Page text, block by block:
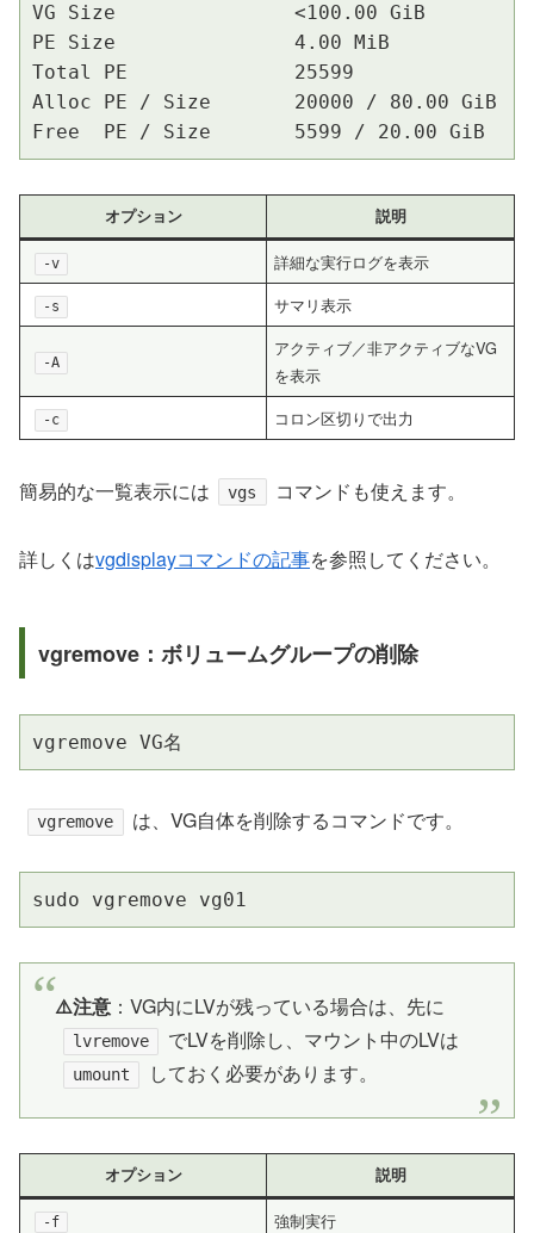
VG Size               <100.00 GiB
PE Size               4.00 MiB
Total PE              25599
Alloc PE / Size       20000 / 80.00 GiB
Free  PE / Size       5599 / 20.00 GiB
オプション 説明
-v 詳細な実行ログを表示
-s サマリ表示
-A
アクティブ／非アクティブなVG
を表示
-c コロン区切りで出力
簡易的な一覧表示には vgs コマンドも使えます。
詳しくはvgdisplayコマンドの記事を参照してください。
vgremove：ボリュームグループの削除
vgremove VG名
vgremove は、VG自体を削除するコマンドです。
sudo vgremove vg01
⚠️注意：VG内にLVが残っている場合は、先に
lvremove でLVを削除し、マウント中のLVは
umount しておく必要があります。
オプション 説明
-f 強制実行